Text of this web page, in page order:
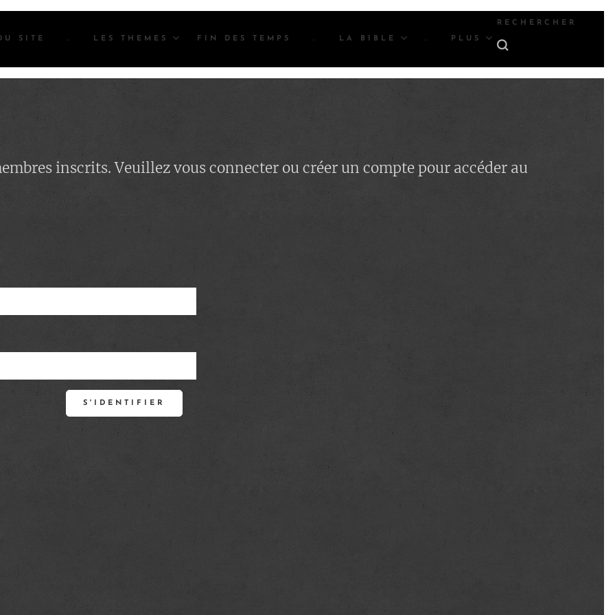
SITE . LES THEMES FIN DES TEMPS . LA BIBLE . PLUS
RECHERCHER
inscrits. Veuillez vous connecter ou créer un compte pour accéder au
S'IDENTIFIER